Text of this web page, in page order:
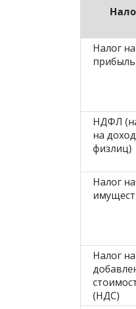
Налог на
прибыль
НДФЛ
на
физлиц)
Налог на
Налог на
(НДС)